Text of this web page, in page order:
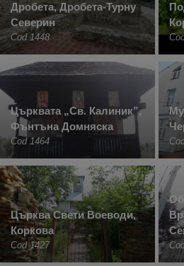
Дробета, Дробета-Турну
Северин
Cod 1448
Църквата „Св. Калиник”,
Фънтъна Домняска
Cod 1464
Църква Свети Воеводи,
Коркова
Cod 1427